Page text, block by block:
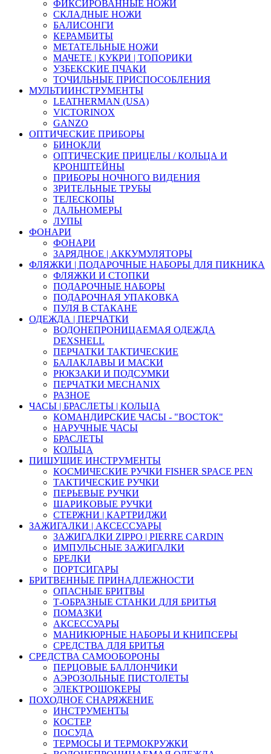
ФИКСИРОВАННЫЕ НОЖИ
СКЛАДНЫЕ НОЖИ
БАЛИСОНГИ
КЕРАМБИТЫ
МЕТАТЕЛЬНЫЕ НОЖИ
МАЧЕТЕ | КУКРИ | ТОПОРИКИ
УЗБЕКСКИЕ ПЧАКИ
ТОЧИЛЬНЫЕ ПРИСПОСОБЛЕНИЯ
МУЛЬТИИНСТРУМЕНТЫ
LEATHERMAN (USA)
VICTORINOX
GANZO
ОПТИЧЕСКИЕ ПРИБОРЫ
БИНОКЛИ
ОПТИЧЕСКИЕ ПРИЦЕЛЫ / КОЛЬЦА И
КРОНШТЕЙНЫ
ПРИБОРЫ НОЧНОГО ВИДЕНИЯ
ЗРИТЕЛЬНЫЕ ТРУБЫ
ТЕЛЕСКОПЫ
ДАЛЬНОМЕРЫ
ЛУПЫ
ФОНАРИ
ФОНАРИ
ЗАРЯДНОЕ | АККУМУЛЯТОРЫ
ФЛЯЖКИ | ПОДАРОЧНЫЕ НАБОРЫ ДЛЯ ПИКНИКА
ФЛЯЖКИ И СТОПКИ
ПОДАРОЧНЫЕ НАБОРЫ
ПОДАРОЧНАЯ УПАКОВКА
ПУЛЯ В СТАКАНЕ
ОДЕЖДА | ПЕРЧАТКИ
ВОДОНЕПРОНИЦАЕМАЯ ОДЕЖДА
DEXSHELL
ПЕРЧАТКИ ТАКТИЧЕСКИЕ
БАЛАКЛАВЫ И МАСКИ
РЮКЗАКИ И ПОДСУМКИ
ПЕРЧАТКИ MECHANIX
РАЗНОЕ
ЧАСЫ | БРАСЛЕТЫ | КОЛЬЦА
КОМАНДИРСКИЕ ЧАСЫ - "ВОСТОК"
НАРУЧНЫЕ ЧАСЫ
БРАСЛЕТЫ
КОЛЬЦА
ПИШУЩИЕ ИНСТРУМЕНТЫ
КОСМИЧЕСКИЕ РУЧКИ FISHER SPACE PEN
ТАКТИЧЕСКИЕ РУЧКИ
ПЕРЬЕВЫЕ РУЧКИ
ШАРИКОВЫЕ РУЧКИ
СТЕРЖНИ | КАРТРИДЖИ
ЗАЖИГАЛКИ | АКСЕССУАРЫ
ЗАЖИГАЛКИ ZIPPO | PIERRE CARDIN
ИМПУЛЬСНЫЕ ЗАЖИГАЛКИ
БРЕЛКИ
ПОРТСИГАРЫ
БРИТВЕННЫЕ ПРИНАДЛЕЖНОСТИ
ОПАСНЫЕ БРИТВЫ
Т-ОБРАЗНЫЕ СТАНКИ ДЛЯ БРИТЬЯ
ПОМАЗКИ
АКСЕССУАРЫ
МАНИКЮРНЫЕ НАБОРЫ И КНИПСЕРЫ
СРЕДСТВА ДЛЯ БРИТЬЯ
СРЕДСТВА САМООБОРОНЫ
ПЕРЦОВЫЕ БАЛЛОНЧИКИ
АЭРОЗОЛЬНЫЕ ПИСТОЛЕТЫ
ЭЛЕКТРОШОКЕРЫ
ПОХОДНОЕ СНАРЯЖЕНИЕ
ИНСТРУМЕНТЫ
КОСТЕР
ПОСУДА
ТЕРМОСЫ И ТЕРМОКРУЖКИ